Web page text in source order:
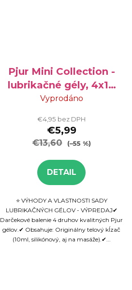
Pjur Mini Collection -
lubrikačné gély, 4x10
ml
Vyprodáno
€4,95 bez DPH
€5,99
€13,60 (–55 %)
DETAIL
⭐ VÝHODY A VLASTNOSTI SADY
LUBRIKAČNÝCH GÉLOV - VÝPREDAJ✔
Darčekové balenie 4 druhov kvalitných Pjur
gélov.✔ Obsahuje: Originálny telový kĺzač
(10ml, silikónový, aj na masáže).✔...